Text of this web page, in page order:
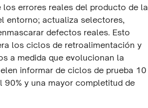
los errores reales del producto de la
entorno; actualiza selectores,
defectos reales. Esto
los ciclos de retroalimentación y
a medida que evolucionan la
informar de ciclos de prueba 10
90% y una mayor completitud de